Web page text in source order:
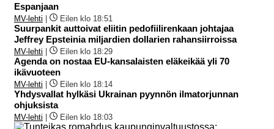
Espanjaan
MV-lehti Eilen klo 18:51
Suurpankit auttoivat eliitin pedofiilirenkaan johtajaa
Jeffrey Epsteinia miljardien dollarien rahansiirroissa
MV-lehti Eilen klo 18:29
Agenda on nostaa EU-kansalaisten eläkeikää yli 70
ikävuoteen
MV-lehti Eilen klo 18:14
Yhdysvallat hylkäsi Ukrainan pyynnön ilmatorjunnan
ohjuksista
MV-lehti Eilen klo 18:03